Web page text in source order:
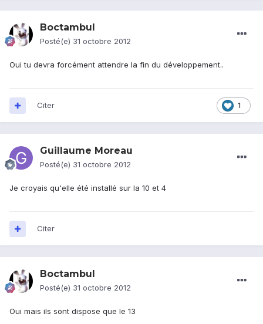
Boctambul
Posté(e) 31 octobre 2012
Oui tu devra forcément attendre la fin du développement..
1
Citer
Guillaume Moreau
Posté(e) 31 octobre 2012
Je croyais qu'elle été installé sur la 10 et 4
Citer
Boctambul
Posté(e) 31 octobre 2012
Oui mais ils sont dispose que le 13